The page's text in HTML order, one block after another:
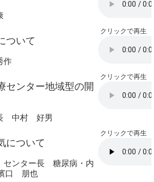
ついて
作
クリックで再生
センター地域型の開
中村 好男
クリックで再生
について
ンター長 糖尿病・内
口 朋也
クリックで再生